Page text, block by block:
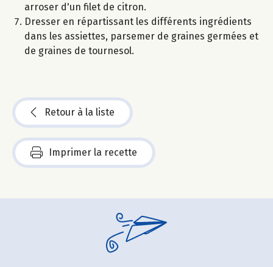
arroser d'un filet de citron.
Dresser en répartissant les différents ingrédients
dans les assiettes, parsemer de graines germées et
de graines de tournesol.
Retour à la liste
Imprimer la recette